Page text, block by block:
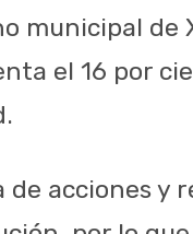
municipal de
el 16 por
de acciones y